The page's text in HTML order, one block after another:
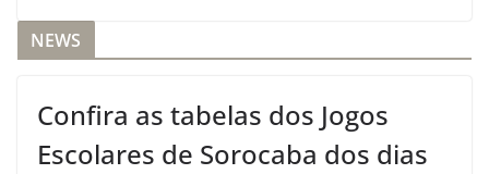
NEWS
Confira as tabelas dos Jogos
Escolares de Sorocaba dos dias